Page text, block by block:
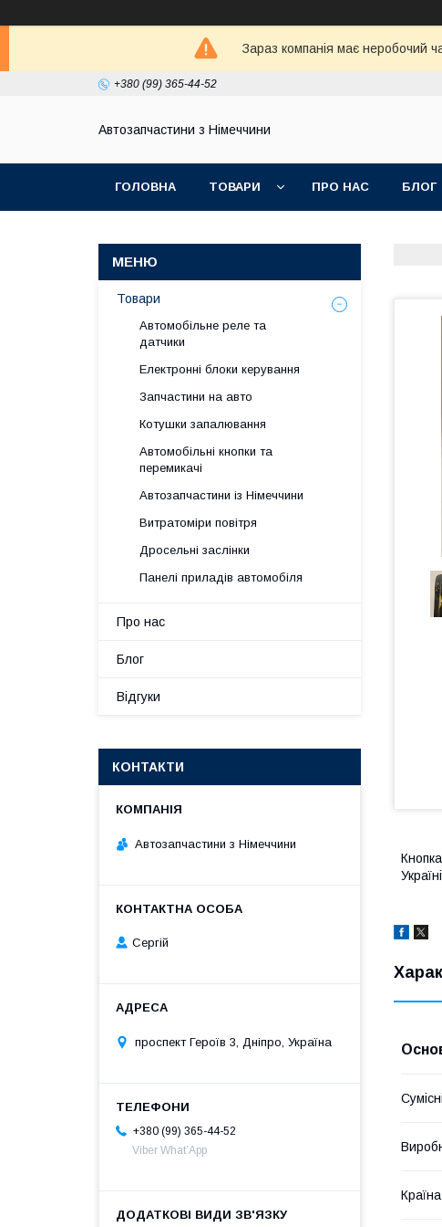
Зараз компанія має неробочий
+380 (99) 365-44-52
Автозапчастини з Німеччини
ГОЛОВНА ТОВАРИ ПРО НАС БЛОГ
Товари
Автомобільне реле та
датчики
Електронні блоки керування
Запчастини на авто
Котушки запалювання
Автомобільні кнопки та
перемикачі
Автозапчастини із Німеччини
Витратоміри повітря
Дросельні заслінки
Панелі приладів автомобіля
Про нас
Блог
Відгуки
КОНТАКТИ
Автозапчастини з Німеччини
Сергій
проспект Героїв 3, Дніпро, Україна
+380 (99) 365-44-52
Viber What’App